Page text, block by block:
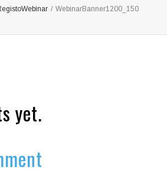
/ WebinarBanner1200_150
yet.